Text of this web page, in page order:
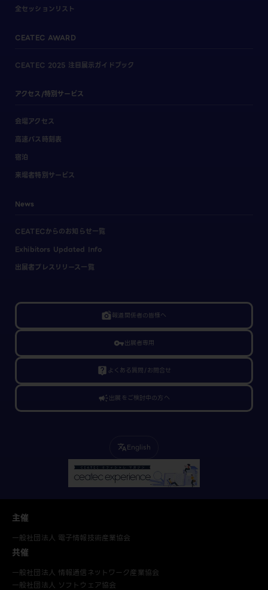
全セッションリスト
CEATEC AWARD
CEATEC 2025 注目展示ガイドブック
アクセス/特別サービス
会場アクセス
高速バス時刻表
宿泊
来場者特別サービス
News
CEATECからのお知らせ一覧
Exhibitors Updated Info
出展者プレスリリース一覧
linked_camera報道関係者の皆様へ
vpn_key出展者専用
live_help よくある質問/お問合せ
campaign出展をご検討中の方へ
translateEnglish
主催
一般社団法人 電子情報技術産業協会
共催
一般社団法人 情報通信ネットワーク産業協会
一般社団法人 ソフトウェア協会